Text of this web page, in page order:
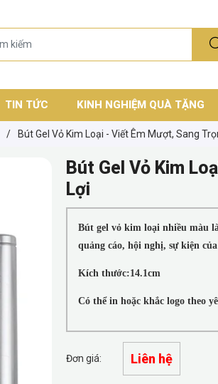
TIN TỨC KINH NGHIỆM QUÀ TẶNG
/ Bút Gel Vỏ Kim Loại - Viết Êm Mượt, Sang
Bút Gel Vỏ Kim
Lợi
Bút gel vỏ kim loại nhiều màu
quảng cáo, hội nghị, sự kiện
Kích thước:14.1cm
Có thể in hoặc khắc logo theo
Đơn giá: Liên hệ